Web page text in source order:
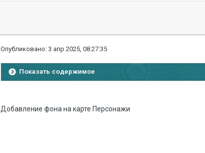
Опубликовано:3 апр 2025, 08:27:35
Показать содержимое
Добавление фона на карте Персонажи